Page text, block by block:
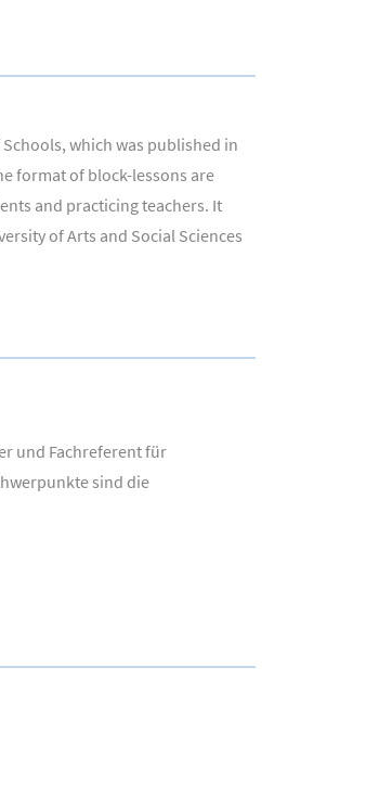
which was published in
format of block-lessons are
and practicing teachers. It
of Arts and Social Sciences
und Fachreferent für
sind die